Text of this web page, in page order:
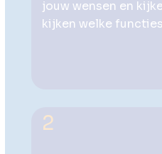
jouw wensen en
kijken welke
2